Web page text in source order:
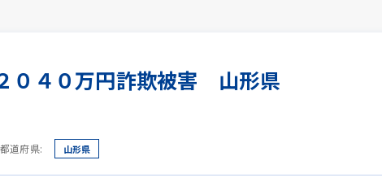
０４０万円詐欺被害 山形県
都道府県: 山形県